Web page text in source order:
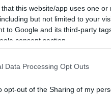
that this website/app uses one
but not limited to your
to Google and its third-party
consent section.
Data Processing Opt Outs
opt-out of the Sharing of my
στη δράση του
από
και να